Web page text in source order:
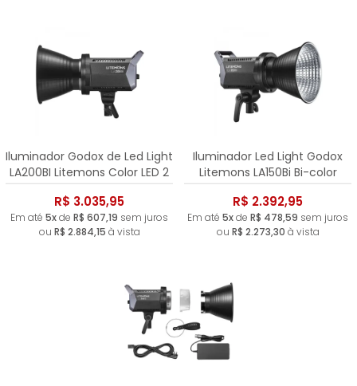
Iluminador Godox de Led Light
LA200BI Litemons Color LED 2
R$ 3.035,95
Em até 5xde R$ 607,19 sem juros
ou R$ 2.884,15 à vista
Iluminador Led Light Godox
Litemons LA150Bi Bi-color
R$ 2.392,95
Em até 5xde R$ 478,59 sem juros
ou R$ 2.273,30 à vista